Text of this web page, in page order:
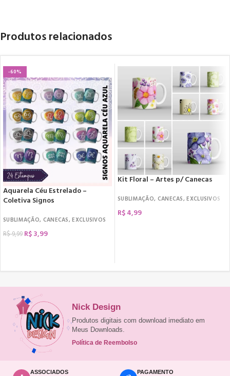
Produtos relacionados
-60%
Aquarela Céu Estrelado –
Coletiva Signos
SUBLIMAÇÃO, CANECAS,EXCLUSIVOS
R$9,99 R$3,99
Kit Floral – Artes p/ Canecas
SUBLIMAÇÃO, CANECAS,EXCLUSIVOS
R$4,99
Nick Design
Produtos digitais com download imediato em
Meus Downloads.
Política de Reembolso
ASSOCIADOS PAGAMENTO